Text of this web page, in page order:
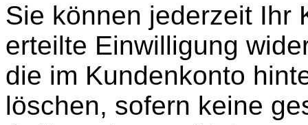
Sie können jederzeit Ihr
erteilte Einwilligung
die im Kundenkonto
löschen, sofern keine